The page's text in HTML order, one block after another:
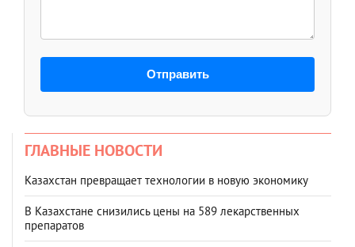
Отправить
ГЛАВНЫЕ НОВОСТИ
Казахстан превращает технологии в новую экономику
В Казахстане снизились цены на 589 лекарственных
препаратов